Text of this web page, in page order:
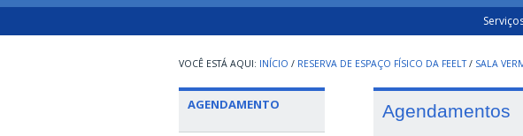
INÍCIO / RESERVA DE ESPAÇO FÍSICO DA FEELT / SALA
AGENDAMENTO Agendamentos